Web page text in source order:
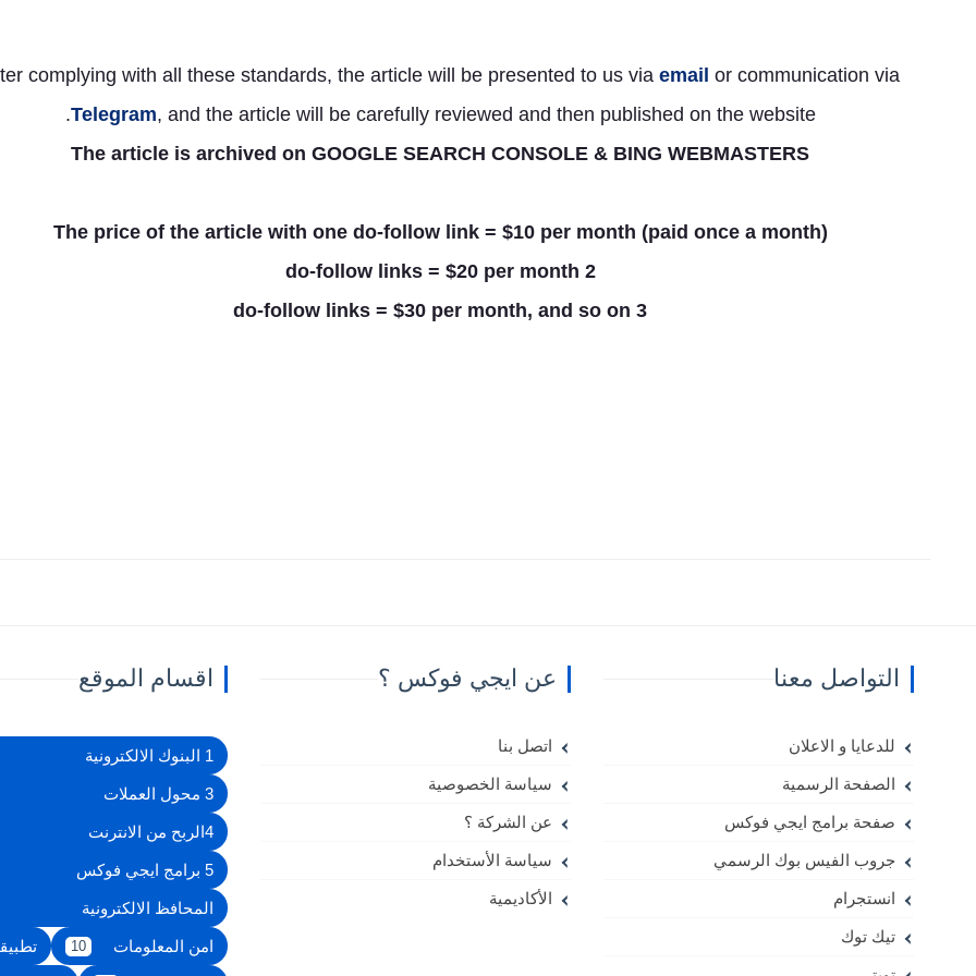
complying with all these standards, the article will be presented to us via email or communication via
Telegram, and the article will be carefully reviewed and then published on the website.
The article is archived on GOOGLE SEARCH CONSOLE & BING WEBMASTERS
The price of the article with one do-follow link = $10 per month (paid once a month)
2 do-follow links = $20 per month
3 do-follow links = $30 per month, and so on
التواصل معنا
للدعايا و الاعلان
الصفحة الرسمية
صفحة برامج ايجي فوكس
جروب الفيس بوك الرسمي
انستجرام
تيك توك
عن ايجي فوكس ؟
اتصل بنا
سياسة الخصوصية
عن الشركة ؟
سياسة الأستخدام
الأكاديمية
اقسام الموقع
1 البنوك الالكترونية
3 محول العملات
4الربح من الانترنت
5 برامج ايجي فوكس
المحافظ الالكترونية
امن المعلومات 10